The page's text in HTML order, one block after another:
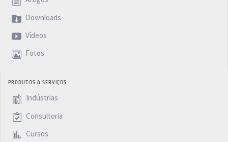
Downloads
Vídeos
Fotos
PRODUTOS & SERVIÇOS
Indústrias
Consultoria
Cursos